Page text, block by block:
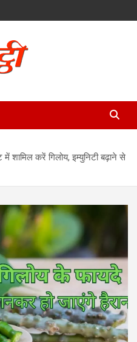
शामिल करें गिलोय, इम्युनिटी बढ़ाने से